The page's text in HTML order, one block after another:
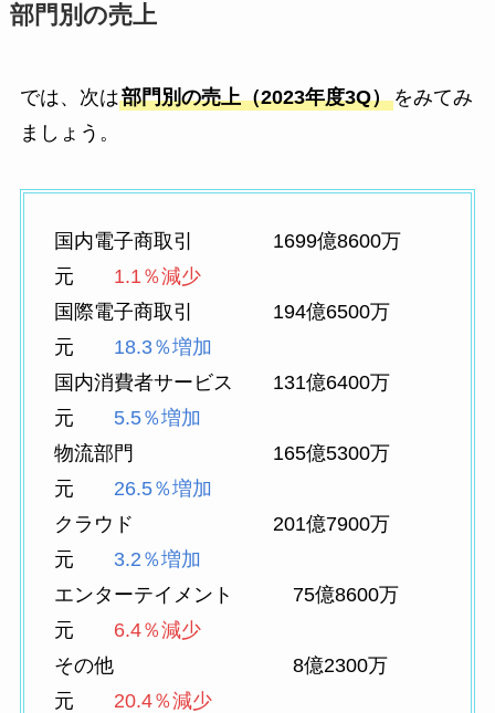
部門別の売上
では、次は部門別の売上（2023年度3Q）をみてみ
ましょう。
国内電子商取引 1699億8600万
元 1.1％減少
国際電子商取引 194億6500万
元 18.3％増加
国内消費者サービス 131億6400万
元 5.5％増加
物流部門 165億5300万
元 26.5％増加
クラウド 201億7900万
元 3.2％増加
エンターテイメント 75億8600万
元 6.4％減少
その他 8億2300万
元 20.4％減少